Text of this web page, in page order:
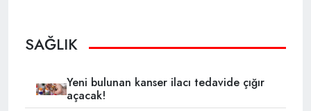
SAĞLIK
Yeni bulunan kanser ilacı tedavide çığır
açacak!